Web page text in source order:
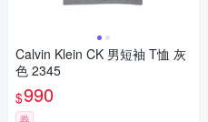
Calvin Klein CK 男短袖 T恤 灰
色 2345
$990